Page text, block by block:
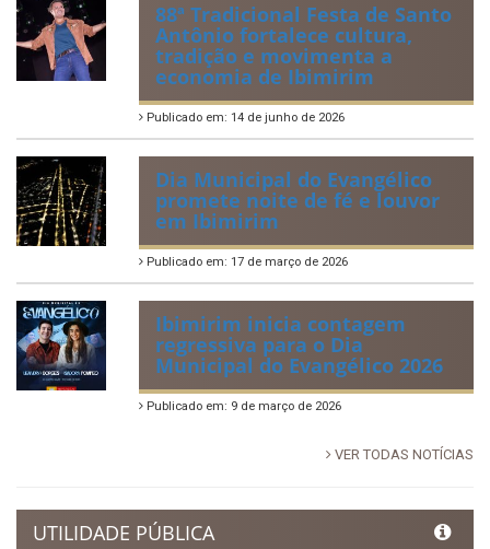
88ª Tradicional Festa de Santo
Antônio fortalece cultura,
tradição e movimenta a
economia de Ibimirim
Publicado em: 14 de junho de 2026
Dia Municipal do Evangélico
promete noite de fé e louvor
em Ibimirim
Publicado em: 17 de março de 2026
Ibimirim inicia contagem
regressiva para o Dia
Municipal do Evangélico 2026
Publicado em: 9 de março de 2026
VER TODAS NOTÍCIAS
UTILIDADE PÚBLICA